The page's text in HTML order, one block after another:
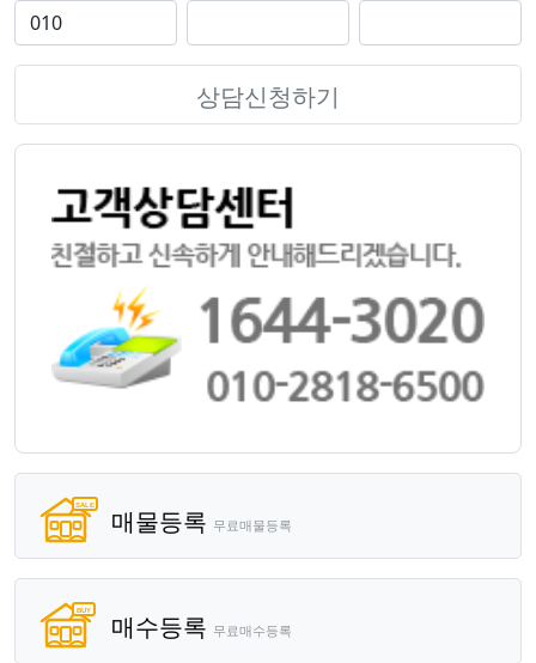
상담신청하기
매물등록 무료매물등록
매수등록 무료매수등록